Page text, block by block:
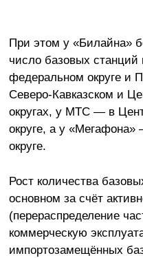
При этом у «Билайна»
число базовых
федеральном округе и
Северо-Кавказском и
округах, у МТС — в
округе, а у
округе.
Рост количества
основном за счёт
(перераспределение
коммерческую
импортозамещённых